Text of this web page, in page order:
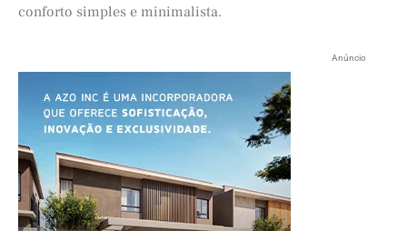
conforto simples e minimalista.
Anúncio